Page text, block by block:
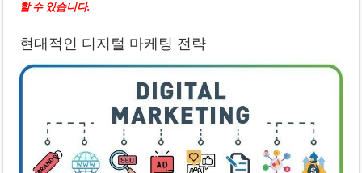
할 수 있습니다.
현대적인 디지털 마케팅 전략